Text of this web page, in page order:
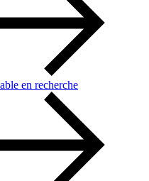
en recherche